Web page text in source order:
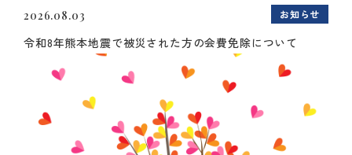
2026.08.03 お知らせ
令和8年熊本地震で被災された方の会費免除について